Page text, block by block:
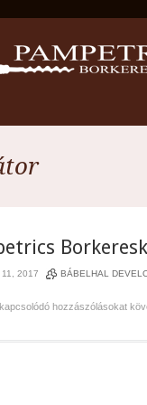
11, 2017 BÁBELHAL
hozzászólásokat